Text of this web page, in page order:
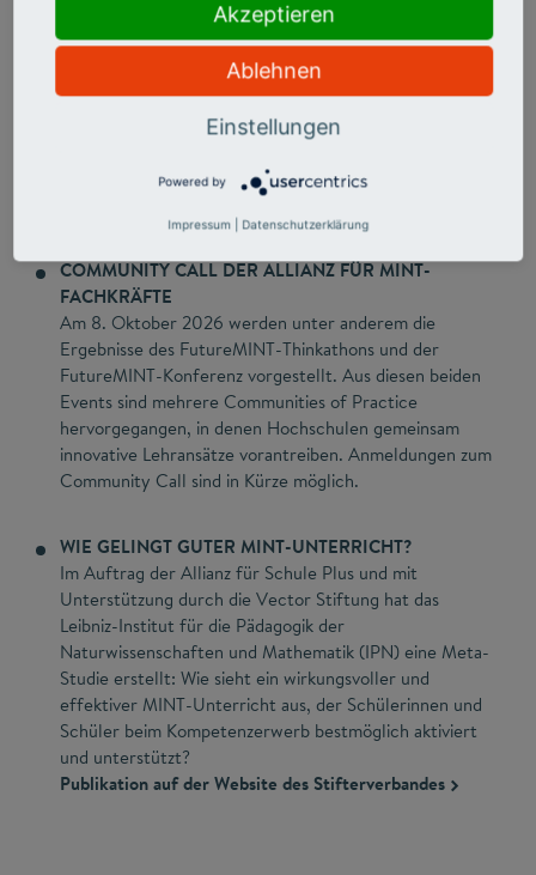
STUDENTISCHE VERTRETUNGSLEHRKRÄFTE
Die erste bundesweite Studie zum Einsatz
übernehmen früh eigenverantwortlich Unterricht bis
hin zu Klassenleitungen, werden dabei kaum begleitet
und zu oft fachfremd eingesetzt.
Mehr Info auf der Website des Stifterverbandes
COMMUNITY CALL DER ALLIANZ FÜR MINT-
FACHKRÄFTE
Am 8. Oktober 2026 werden unter anderem die
Ergebnisse des FutureMINT-Thinkathons und der
FutureMINT-Konferenz vorgestellt. Aus diesen beiden
Events sind mehrere Communities of Practice
hervorgegangen, in denen Hochschulen gemeinsam
innovative Lehransätze vorantreiben. Anmeldungen zum
Community Call sind in Kürze möglich.
WIE GELINGT GUTER MINT-UNTERRICHT?
Im Auftrag der Allianz für Schule Plus und mit
Unterstützung durch die Vector Stiftung hat das
Leibniz-Institut für die Pädagogik der
Naturwissenschaften und Mathematik (IPN) eine Meta-
Studie erstellt: Wie sieht ein wirkungsvoller und
effektiver MINT-Unterricht aus, der Schülerinnen und
Schüler beim Kompetenzerwerb bestmöglich aktiviert
und unterstützt?
Publikation auf der Website des Stifterverbandes
Akzeptieren
Ablehnen
Einstellungen
Powered by
Impressum Datenschutzerklärung